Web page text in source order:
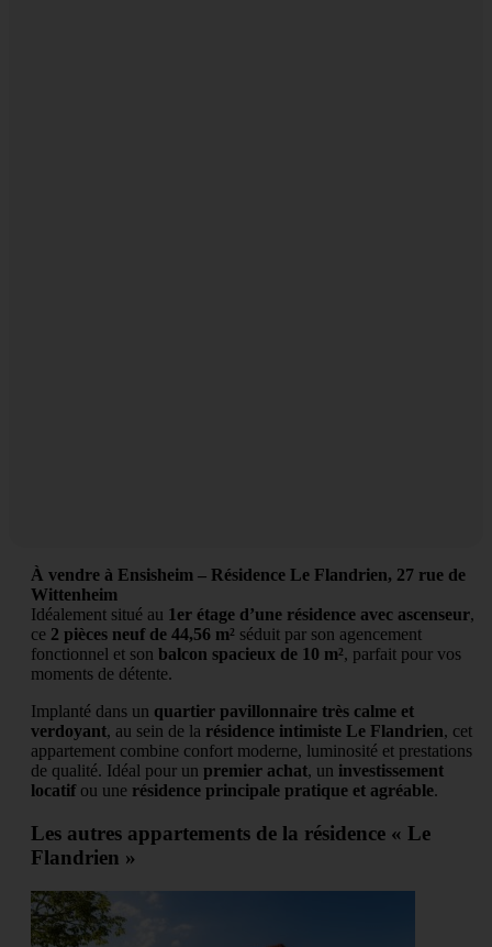
À vendre à Ensisheim – Résidence Le Flandrien, 27 rue de
Wittenheim
Idéalement situé au 1er étage d’une résidence avec ascenseur,
ce 2 pièces neuf de 44,56 m² séduit par son agencement
fonctionnel et son balcon spacieux de 10 m², parfait pour vos
moments de détente.
Implanté dans un quartier pavillonnaire très calme et
verdoyant, au sein de la résidence intimiste Le Flandrien, cet
appartement combine confort moderne, luminosité et prestations
de qualité. Idéal pour un premier achat, un investissement
locatif ou une résidence principale pratique et agréable.
Les autres appartements de la résidence « Le
Flandrien »